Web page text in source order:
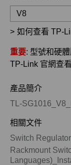
V8
> 如何查看 TP-
重要: 型號和硬
TP-Link 官網查
產品簡介
TL-
相關文件
Switch
Rackmount